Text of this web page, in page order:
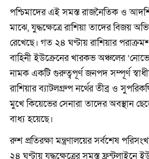
পশ্চিমাদের এই সমস্ত রাজনৈতিক ও
মাঝে, যুদ্ধক্ষেত্রে রাশিয়া তাদের বিজয়
রেখেছে। গত ২৪ ঘণ্টায় রাশিয়ার
বাহিনী ইউক্রেনের খারকভ অঞ্চলের
নামক একটি গুরুত্বপূর্ণ জনপদ সম্পূর্ণ
রাশিয়ার ব্যাটলগ্রুপ নর্থের তীব্র ও
মুখে কিয়েভের সেনারা তাদের অবস্থান
বাধ্য হয়েছে।
রুশ প্রতিরক্ষা মন্ত্রণালয়ের সর্বশেষ
২৪ ঘণ্টায় যুদ্ধক্ষেত্রের সমস্ত ফ্রন্টলাইনে